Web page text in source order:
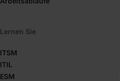
Lernen Sie
ITSM
ITIL
ESM